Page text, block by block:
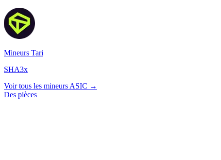
Mineurs Tari
SHA3x
Voir tous les mineurs ASIC →
Des pièces